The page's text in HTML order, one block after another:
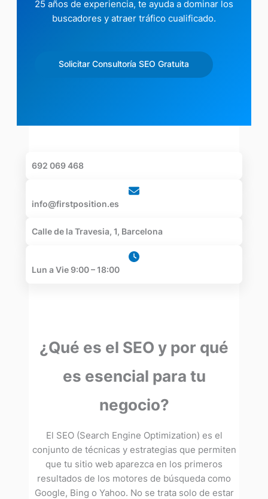
25 años de experiencia, te ayuda a dominar los
buscadores y atraer tráfico cualificado.
Solicitar Consultoría SEO Gratuita
692 069 468
info@firstposition.es
Calle de la Travesia, 1, Barcelona
Lun a Vie 9:00 – 18:00
¿Qué es el SEO y por qué
es esencial para tu
negocio?
El SEO (Search Engine Optimization) es el
conjunto de técnicas y estrategias que permiten
que tu sitio web aparezca en los primeros
resultados de los motores de búsqueda como
Google, Bing o Yahoo. No se trata solo de estar